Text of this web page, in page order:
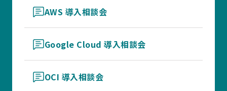
AWS 導入相談会
Google Cloud 導入相談会
OCI 導入相談会